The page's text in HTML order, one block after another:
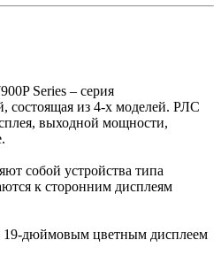
Series – серия
состоящая из 4-х моделей. РЛС
выходной мощности,
собой устройства типа
к сторонним дисплеям
дюймовым цветным дисплеем